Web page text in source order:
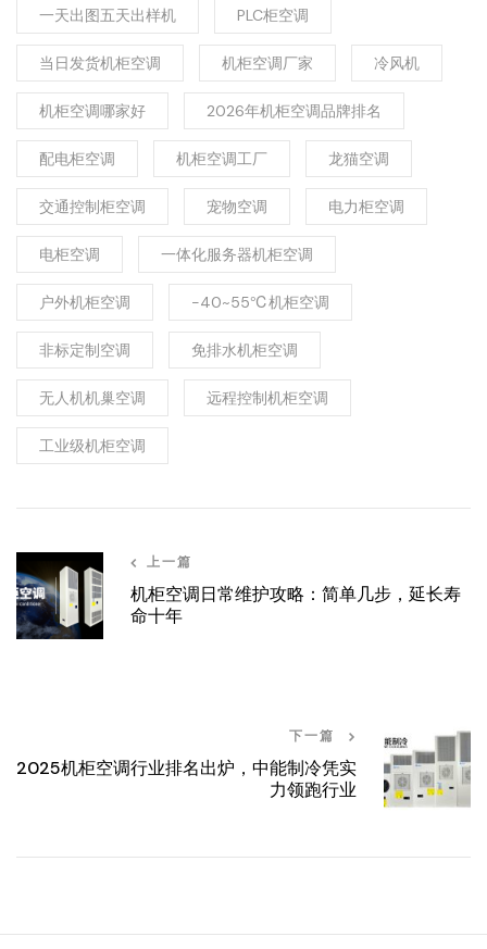
一天出图五天出样机 PLC柜空调
当日发货机柜空调 机柜空调厂家 冷风机
机柜空调哪家好 2026年机柜空调品牌排名
配电柜空调 机柜空调工厂 龙猫空调
交通控制柜空调 宠物空调 电力柜空调
电柜空调 一体化服务器机柜空调
户外机柜空调 -40~55℃机柜空调
非标定制空调 免排水机柜空调
无人机机巢空调 远程控制机柜空调
工业级机柜空调
上一篇
机柜空调日常维护攻略：简单几步，延长寿
命十年
下一篇
2025机柜空调行业排名出炉，中能制冷凭实
力领跑行业